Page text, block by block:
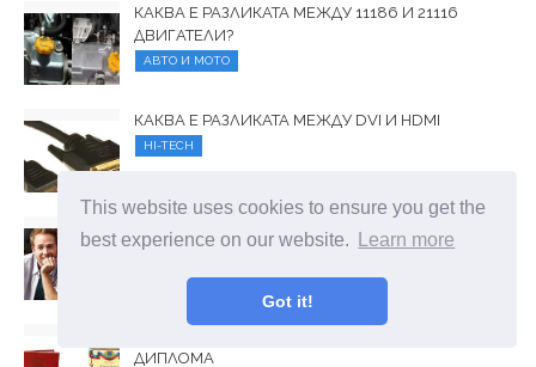
This website uses cookies to ensure you get the
best experience on our website.
Learn more
Got it!
КАКВА Е РАЗЛИКАТА МЕЖДУ 11186 И 21116
ДВИГАТЕЛИ?
АВТО И МОТО
КАКВА Е РАЗЛИКАТА МЕЖДУ DVI И HDMI
HI-TECH
КАКВА Е РАЗЛИКАТА МЕЖДУ ПРИЯТЕЛ, ПРИЯТЕЛ
И ПРИЯТЕЛ
ХОРАТА И ОБЩЕСТВОТО
ДИПЛОМА